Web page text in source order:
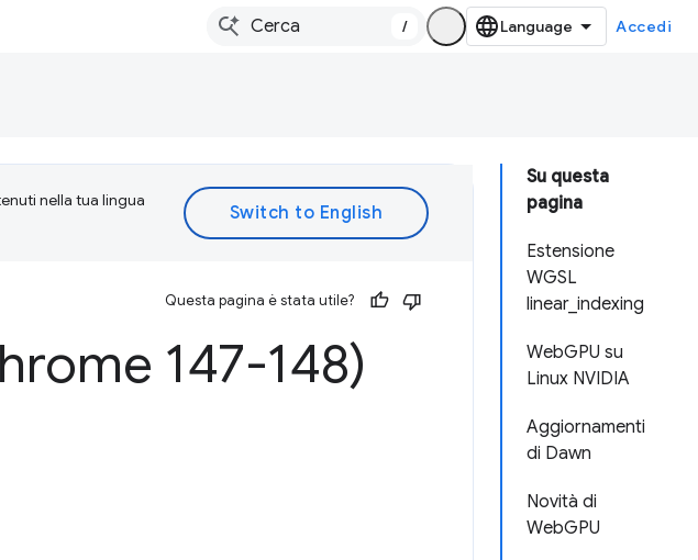
/ Accedi
Su questa
pagina
Estensione
WGSL
linear_indexing
WebGPU su
Linux NVIDIA
Aggiornamenti
di Dawn
Novità di
WebGPU
nella tua lingua
Questa pagina è stata utile?
147-148)